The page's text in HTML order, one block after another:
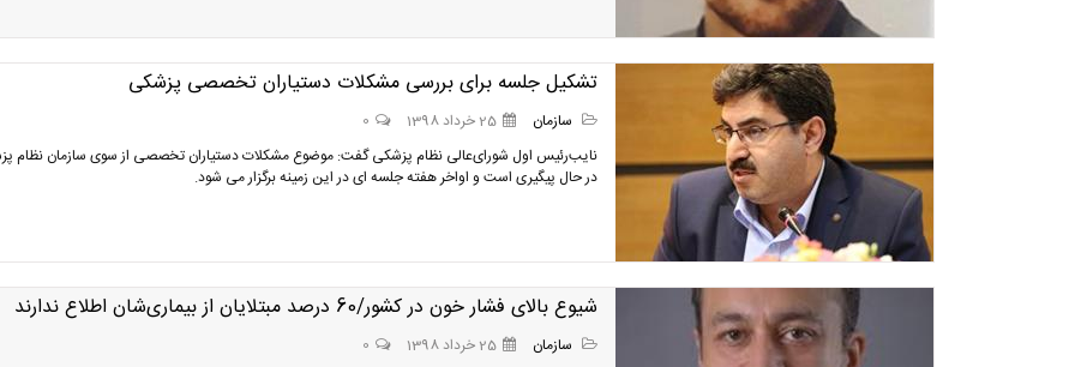
تشکیل جلسه برای بررسی مشکلات دستیاران تخصصی پزشکی
سازمان 25 خرداد 1398
0
نایب‌رئیس اول شورای‌عالی نظام پزشکی گفت: موضوع مشکلات دستیاران تخصصی از سوی سازمان نظام
در حال پیگیری است و اواخر هفته جلسه ای در این زمینه برگزار می شود.
شیوع بالای فشار خون در کشور/60 درصد مبتلایان از بیماری‌شان اطلاع ندارند
سازمان 25 خرداد 1398
0